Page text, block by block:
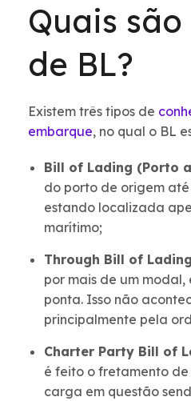
Quais
de BL?
Existem três tipos de
embarque, no qual o BL
Bill of Lading (Porto
do porto de origem
estando localizada
marítimo;
Through Bill of
por mais de um
ponta. Isso não
principalmente pela
Charter Party Bill of
é feito o fretamento
carga em questão